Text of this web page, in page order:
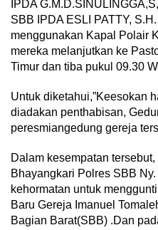
IPDA
SBB IPDA ESLI PATTY,
menggunakan Kapal Polair
mereka melanjutkan ke
Timur dan tiba pukul 09.30
Untuk diketahui,”Keesokan
diadakan penthabisan,
peresmiangedung gereja
Dalam kesempatan
Bhayangkari Polres SBB
kehormatan untuk
Baru Gereja Imanuel
Bagian Barat(SBB) .Dan